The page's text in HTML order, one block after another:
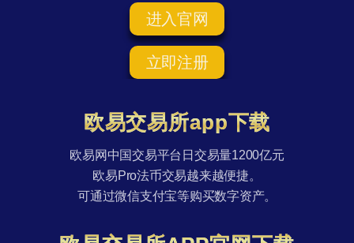
进入官网
立即注册
欧易交易所app下载
欧易网中国交易平台日交易量1200亿元
欧易Pro法币交易越来越便捷。
可通过微信支付宝等购买数字资产。